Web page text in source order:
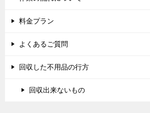
料金プラン
よくあるご質問
回収した不用品の行方
回収出来ないもの